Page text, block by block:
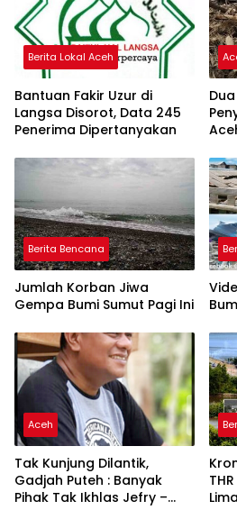
Berita Lokal Aceh
Bantuan Fakir Uzur di
Langsa Disorot, Data 245
Penerima Dipertanyakan
DAS
Berita Bencana
Jumlah Korban Jiwa
Gempa Bumi Sumut Pagi Ini
Aceh
Tak Kunjung Dilantik,
Gadjah Puteh : Banyak
Pihak Tak Ikhlas Jefry –
Lima